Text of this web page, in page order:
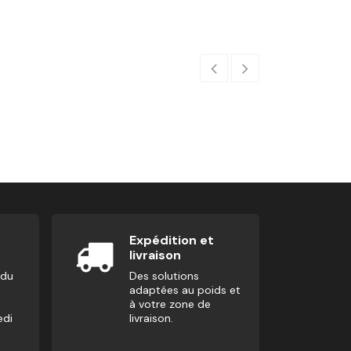
Expédition et
livraison
Des solutions
adaptées au poids et
à votre zone de
livraison.